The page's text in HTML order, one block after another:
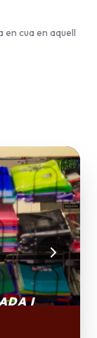
en cua en aquell